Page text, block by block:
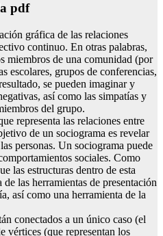
pdf
gráfica de las relaciones
continuo. En otras palabras,
miembros de una comunidad (por
escolares, grupos de conferencias,
se pueden imaginar y
así como las simpatías y
del grupo.
representa las relaciones entre
de un sociograma es revelar
personas. Un sociograma puede
sociales. Como
las estructuras dentro de esta
las herramientas de presentación
así como una herramienta de la
conectados a un único caso (el
vértices (que representan los